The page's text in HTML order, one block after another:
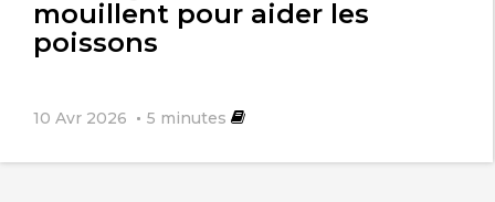
mouillent pour aider les
poissons
10 Avr 2026 5 minutes